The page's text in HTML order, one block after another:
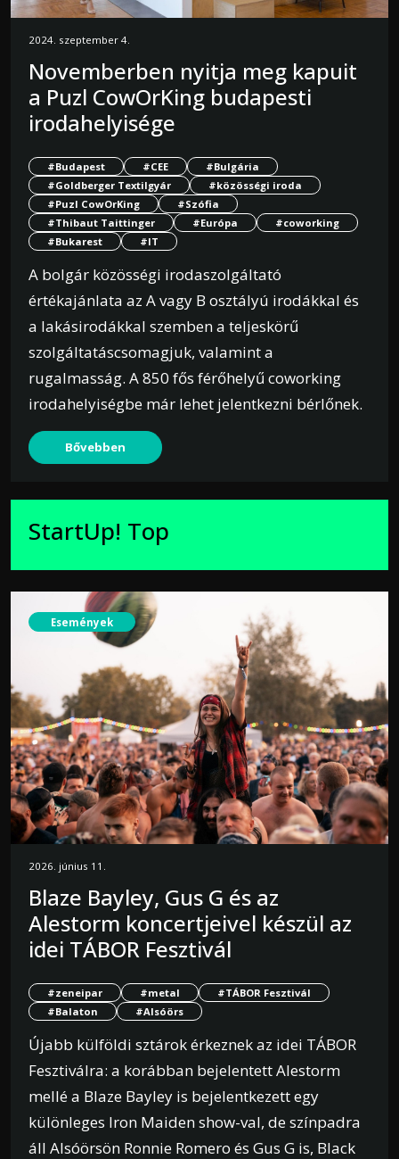
2024. szeptember 4.
Novemberben nyitja meg kapuit
a Puzl CowOrKing budapesti
irodahelyisége
#Budapest #CEE
#Bulgária
#Goldberger Textilgyár
#közösségi iroda
#Puzl CowOrKing
#Szófia
#Thibaut Taittinger
#Európa
#coworking
#Bukarest
#IT
A bolgár közösségi irodaszolgáltató
értékajánlata az A vagy B osztályú irodákkal és
a lakásirodákkal szemben a teljeskörű
szolgáltatáscsomagjuk, valamint a
rugalmasság. A 850 fős férőhelyű coworking
irodahelyiségbe már lehet jelentkezni bérlőnek.
Bővebben
StartUp! Top
Események
2026. június 11.
Blaze Bayley, Gus G és az
Alestorm koncertjeivel készül az
idei TÁBOR Fesztivál
#zeneipar #metal
#TÁBOR Fesztivál
#Balaton
#Alsóörs
Újabb külföldi sztárok érkeznek az idei TÁBOR
Fesztiválra: a korábban bejelentett Alestorm
mellé a Blaze Bayley is bejelentkezett egy
különleges Iron Maiden show-val, de színpadra
áll Alsóörsön Ronnie Romero és Gus G is, Black